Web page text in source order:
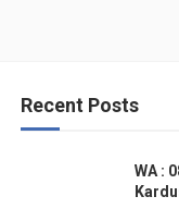
Recent Posts
WA :